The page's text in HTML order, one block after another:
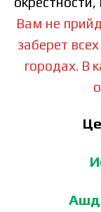
Вам не
заберет
городах. В